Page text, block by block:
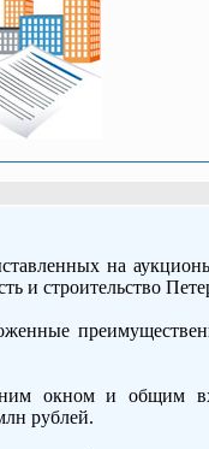
на
и строительство
окном и общим
рублей.